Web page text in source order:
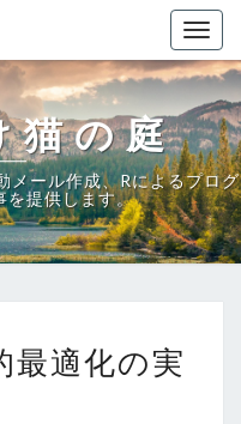
猫の庭
メール作成、Rによるプログ
を提供します。
最適化の実